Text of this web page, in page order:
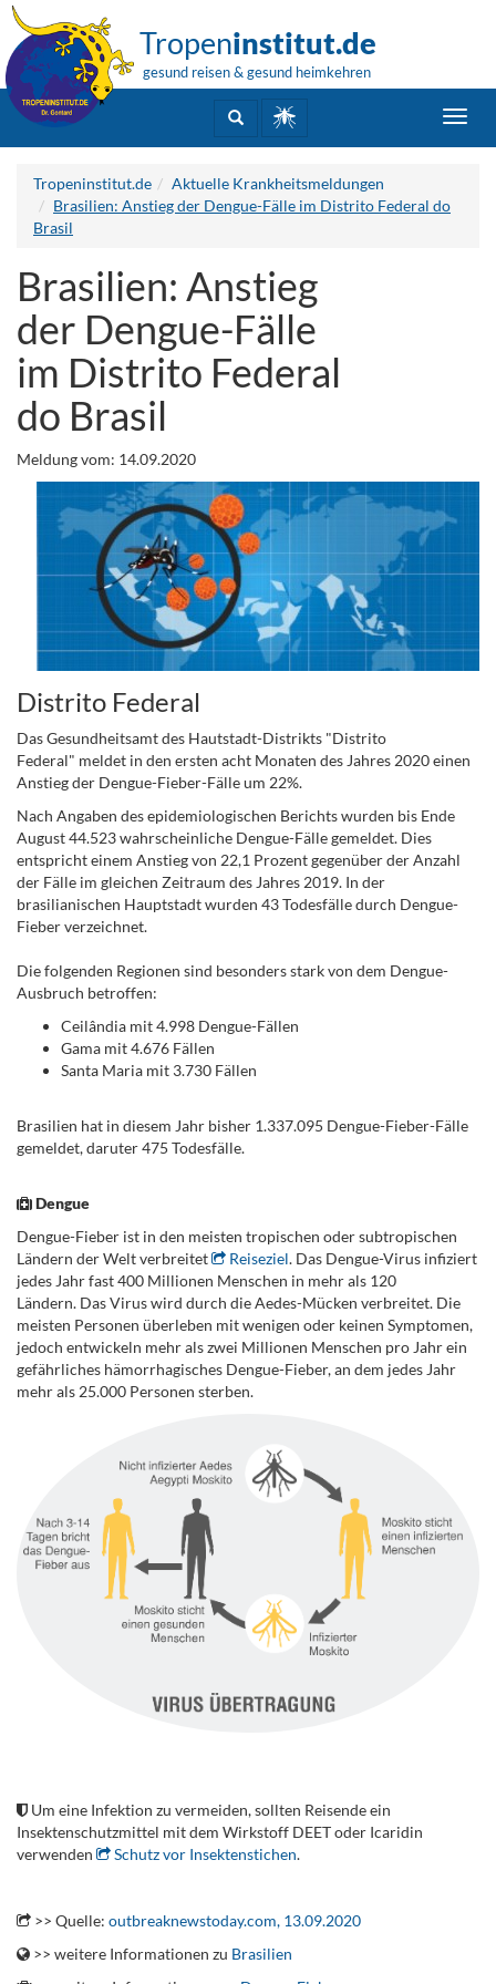
Tropeninstitut.de
gesund reisen & gesund heimkehren
Tropeninstitut.de
Aktuelle Krankheitsmeldungen
Brasilien: Anstieg der Dengue-Fälle im Distrito Federal do
Brasil
Brasilien: Anstieg
der Dengue-Fälle
im Distrito Federal
do Brasil
Meldung vom: 14.09.2020
Distrito Federal
Das Gesundheitsamt des Hautstadt-Distrikts "Distrito
Federal" meldet in den ersten acht Monaten des Jahres 2020 einen
Anstieg der Dengue-Fieber-Fälle um 22%.
Nach Angaben des epidemiologischen Berichts wurden bis Ende
August 44.523 wahrscheinliche Dengue-Fälle gemeldet. Dies
entspricht einem Anstieg von 22,1 Prozent gegenüber der Anzahl
der Fälle im gleichen Zeitraum des Jahres 2019. In der
brasilianischen Hauptstadt wurden 43 Todesfälle durch Dengue-
Fieber verzeichnet.
Die folgenden Regionen sind besonders stark von dem Dengue-
Ausbruch betroffen:
Ceilândia mit 4.998 Dengue-Fällen
Gama mit 4.676 Fällen
Santa Maria mit 3.730 Fällen
Brasilien hat in diesem Jahr bisher 1.337.095 Dengue-Fieber-Fälle
gemeldet, daruter 475 Todesfälle.
Dengue
Dengue-Fieber ist in den meisten tropischen oder subtropischen
Ländern der Welt verbreitet
Reiseziel. Das Dengue-Virus infiziert
jedes Jahr fast 400 Millionen Menschen in mehr als 120
Ländern. Das Virus wird durch die Aedes-Mücken verbreitet. Die
meisten Personen überleben mit wenigen oder keinen Symptomen,
jedoch entwickeln mehr als zwei Millionen Menschen pro Jahr ein
gefährliches hämorrhagisches Dengue-Fieber, an dem jedes Jahr
mehr als 25.000 Personen sterben.
Um eine Infektion zu vermeiden, sollten Reisende ein
Insektenschutzmittel mit dem Wirkstoff DEET oder Icaridin
verwenden
Schutz vor Insektenstichen.
>> Quelle: outbreaknewstoday.com, 13.09.2020
>> weitere Informationen zu Brasilien